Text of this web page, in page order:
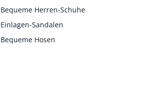
Bequeme Herren-Schuhe
Einlagen-Sandalen
Bequeme Hosen